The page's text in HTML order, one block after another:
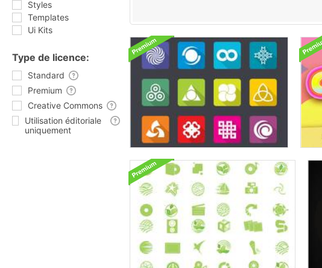
Styles
Templates
Ui Kits
Type de licence:
Standard
Premium
Creative Commons
Utilisation éditoriale
uniquement